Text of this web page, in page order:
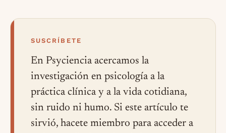
SUSCRÍBETE
En Psyciencia acercamos la
investigación en psicología a la
práctica clínica y a la vida cotidiana,
sin ruido ni humo. Si este artículo te
sirvió, hacete miembro para acceder a